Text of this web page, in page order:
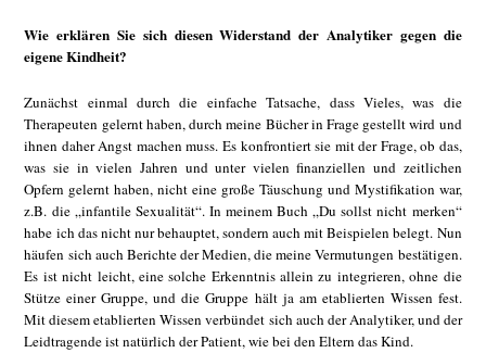
Wie erklären Sie sich diesen Widerstand der Analytiker gegen die
eigene Kindheit?
Zunächst einmal durch die einfache Tatsache, dass Vieles, was die
Therapeuten gelernt haben, durch meine Bücher in Frage gestellt wird und
ihnen daher Angst machen muss. Es konfrontiert sie mit der Frage, ob das,
was sie in vielen Jahren und unter vielen finanziellen und zeitlichen
Opfern gelernt haben, nicht eine große Täuschung und Mystifikation war,
z.B. die „infantile Sexualität“. In meinem Buch „Du sollst nicht merken“
habe ich das nicht nur behauptet, sondern auch mit Beispielen belegt. Nun
häufen sich auch Berichte der Medien, die meine Vermutungen bestätigen.
Es ist nicht leicht, eine solche Erkenntnis allein zu integrieren, ohne die
Stütze einer Gruppe, und die Gruppe hält ja am etablierten Wissen fest.
Mit diesem etablierten Wissen verbündet sich auch der Analytiker, und der
Leidtragende ist natürlich der Patient, wie bei den Eltern das Kind.